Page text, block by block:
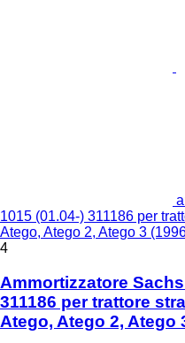
1015 (01.04-) 311186 per
Atego, Atego 2, Atego 3
4
Ammortizzatore
311186 per trattore
Atego, Atego 2, Atego